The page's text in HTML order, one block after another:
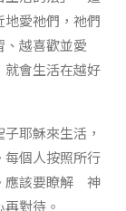
愛祂們，祂們
、越喜歡並愛
會生活在越好
耶穌來生活，
個人按照所行
應該要瞭解 神
對待。